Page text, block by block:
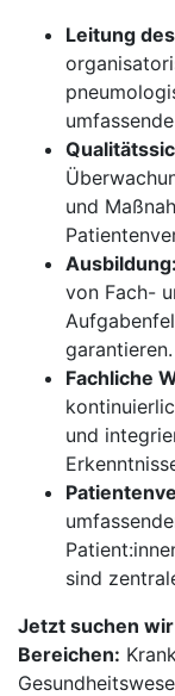
Leitung
und
Ausbildung:
von Fach-
garantieren.
Fachliche
und
sind
Jetzt suchen
Bereichen: